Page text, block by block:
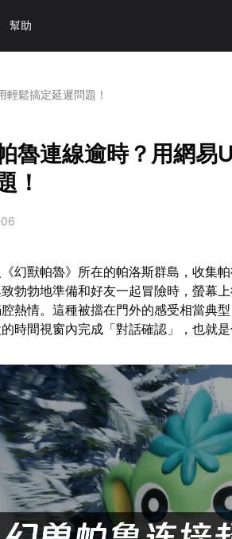
幫助
鬆搞定延遲問題！
魯連線逾時？用網易
！
幻獸帕魯》所在的帕洛斯群島，收集
勃勃地準備和好友一起冒險時，螢幕
熱情。這種被擋在門外的感受相當典
時間視窗內完成「對話確認」，也就是